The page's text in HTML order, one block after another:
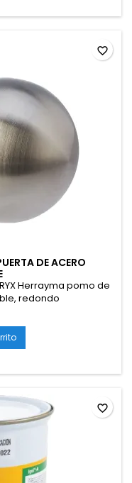
DE ACERO
Herrayma pomo de
redondo
favorite_border
favorite_border